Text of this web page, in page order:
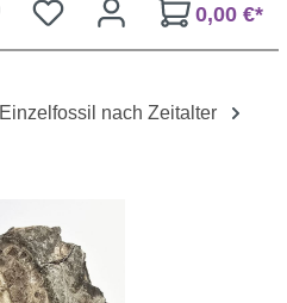
0,00 €*
Einzelfossil nach Zeitalter